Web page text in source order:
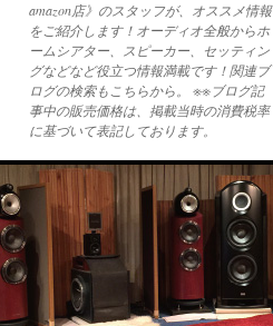
amazon店》のスタッフが、オススメ情報
をご紹介します！オーディオ全般からホ
ームシアター、スピーカー、セッティン
グなどなど役立つ情報満載です！関連ブ
ログの検索もこちらから。 ※※ブログ記
事中の販売価格は、掲載当時の消費税率
に基づいて表記しております。